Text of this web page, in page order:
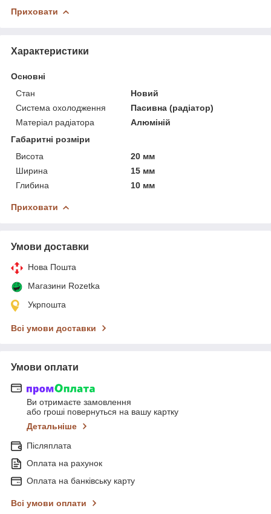
Приховати
Характеристики
Основні
Стан
Новий
Система охолодження
Пасивна (радіатор)
Матеріал радіатора
Алюміній
Габаритні розміри
Висота
20 мм
Ширина
15 мм
Глибина
10 мм
Приховати
Умови доставки
Нова Пошта
Магазини Rozetka
Укрпошта
Всі умови доставки
Умови оплати
Ви отримаєте замовлення
або гроші повернуться на вашу картку
Детальніше
Післяплата
Оплата на рахунок
Оплата на банківську карту
Всі умови оплати